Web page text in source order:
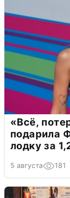
«Всё,
подарила
лодку за
5 августа 181